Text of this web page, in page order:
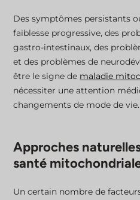
Des symptômes persistants
faiblesse progressive, des
gastro-intestinaux, des
et des problèmes de
être le signe de maladie
nécessiter une attention
changements de mode de vie.
Approches
santé
Un certain nombre de